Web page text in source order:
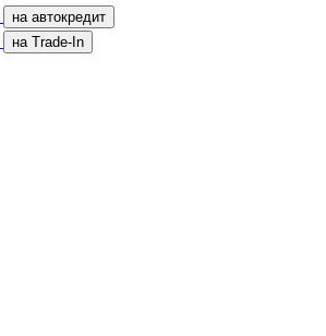
на автокредит
на Trade-In